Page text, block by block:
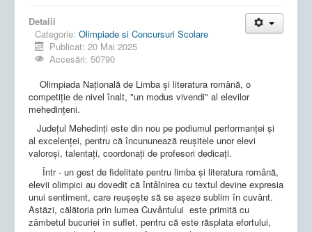
Detalii
Categorie: Olimpiade si Concursuri Scolare
Publicat: 20 Mai 2025
Accesări: 50790
Olimpiada Națională de Limba și literatura română, o
competiție de nivel înalt, "un modus vivendi" al elevilor
mehedinţeni.
Județul Mehedinți este din nou pe podiumul performanței și
al excelenței, pentru că încununează reușitele unor elevi
valoroși, talentați, coordonați de profesori dedicați.
Într - un gest de fidelitate pentru limba și literatura română,
elevii olimpici au dovedit că întâlnirea cu textul devine expresia
unui sentiment, care reușește să se așeze sublim în cuvânt.
Astăzi, călătoria prin lumea Cuvântului este primită cu
zâmbetul bucuriei în suflet, pentru că este răsplata efortului,